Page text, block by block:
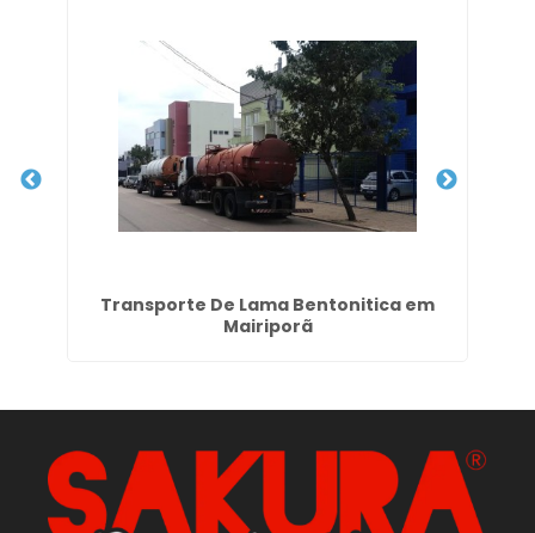
Transporte De Lama Bentonitica em
Mairiporã